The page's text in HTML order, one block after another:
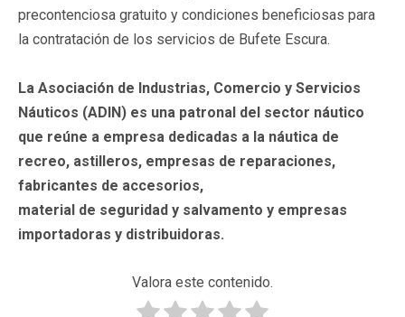
precontenciosa gratuito y condiciones beneficiosas para
la contratación de los servicios de Bufete Escura.
La Asociación de Industrias, Comercio y Servicios
Náuticos (ADIN) es una patronal del sector náutico
que reúne a empresa dedicadas a la náutica de
recreo, astilleros, empresas de reparaciones,
fabricantes de accesorios,
material de seguridad y salvamento y empresas
importadoras y distribuidoras.
Valora este contenido.